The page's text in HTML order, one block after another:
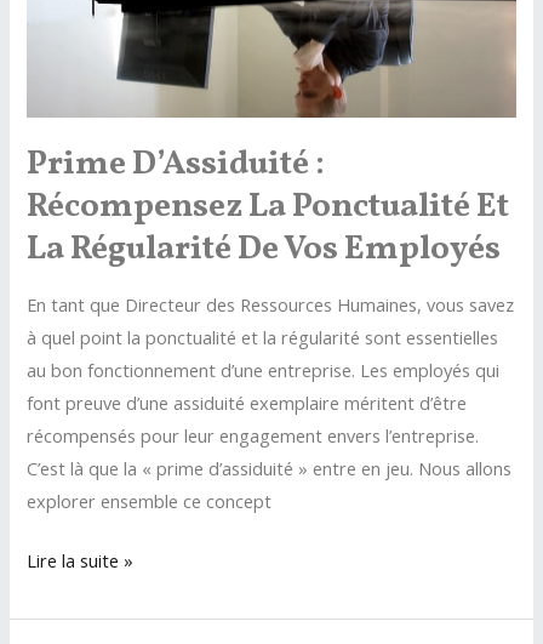
Prime D’Assiduité :
Récompensez La Ponctualité Et
La Régularité De Vos Employés
En tant que Directeur des Ressources Humaines, vous savez
à quel point la ponctualité et la régularité sont essentielles
au bon fonctionnement d’une entreprise. Les employés qui
font preuve d’une assiduité exemplaire méritent d’être
récompensés pour leur engagement envers l’entreprise.
C’est là que la « prime d’assiduité » entre en jeu. Nous allons
explorer ensemble ce concept
Prime
:
Lire la suite »